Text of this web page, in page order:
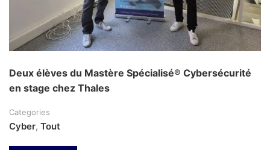
Deux élèves du Mastère Spécialisé® Cybersécurité
en stage chez Thales
Categories
Cyber, Tout